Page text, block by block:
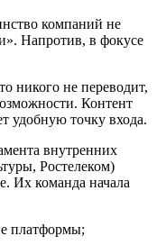
компаний не
Напротив, в фокусе
никого не переводит,
Контент
удобную точку входа.
внутренних
Ростелеком)
Их команда начала
платформы;